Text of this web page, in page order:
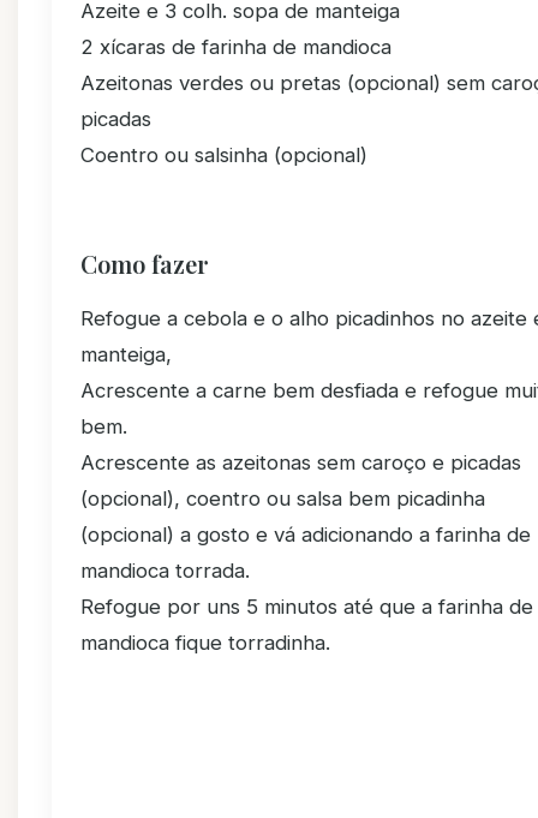
Azeite e 3 colh. sopa de manteiga
2 xícaras de farinha de mandioca
Azeitonas verdes ou pretas (opcional) sem
picadas
Coentro ou salsinha (opcional)
Como fazer
Refogue a cebola e o alho picadinhos no azeite
manteiga,
Acrescente a carne bem desfiada e refogue
bem.
Acrescente as azeitonas sem caroço e picadas
(opcional), coentro ou salsa bem picadinha
(opcional) a gosto e vá adicionando a farinha de
mandioca torrada.
Refogue por uns 5 minutos até que a farinha de
mandioca fique torradinha.